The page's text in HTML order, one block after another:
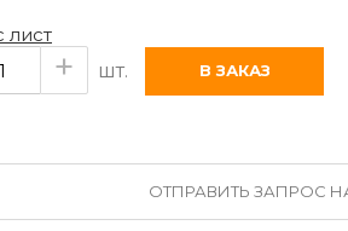
лист
+ шт.
ОТПРАВИТЬ ЗАПРОС